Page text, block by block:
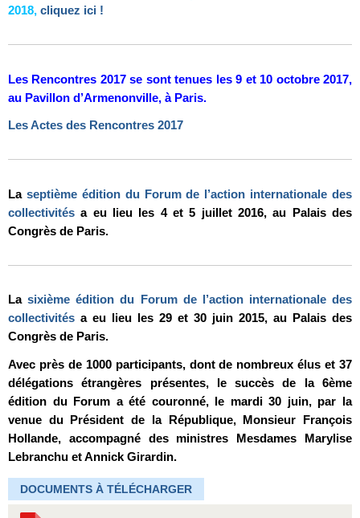
2018, cliquez ici !
Les Rencontres 2017se sont tenues les 9 et 10 octobre 2017,
au Pavillon d’Armenonville, à Paris.
Les Actes des Rencontres 2017
La septième édition du Forum de l’action internationale des
collectivités a eu lieu les 4 et 5 juillet 2016, au Palais des
Congrès de Paris.
Lasixième édition du Forum de l’action internationale des
collectivités a eu lieu les 29 et 30 juin 2015, au Palais des
Congrès de Paris.
Avec près de 1000 participants, dont de nombreux élus et 37
délégations étrangères présentes, le succès de la 6ème
édition du Forum a été couronné, le mardi 30 juin, par la
venue du Président de la République, Monsieur François
Hollande, accompagné des ministres Mesdames Marylise
Lebranchu et Annick Girardin.
DOCUMENTS À TÉLÉCHARGER